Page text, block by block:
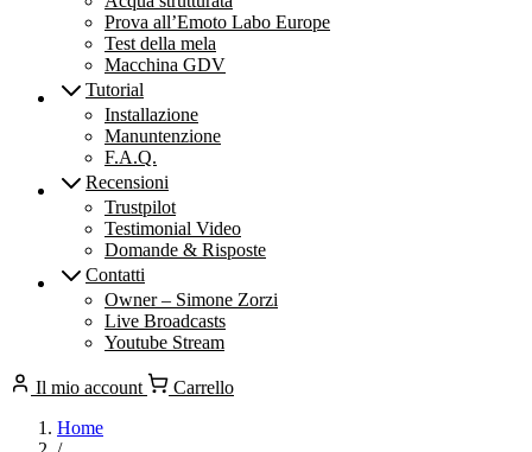
Prova all’Emoto Labo Europe
Test della mela
Macchina GDV
Tutorial
Installazione
Manuntenzione
F.A.Q.
Recensioni
Trustpilot
Testimonial Video
Domande & Risposte
Contatti
Owner – Simone Zorzi
Live Broadcasts
Youtube Stream
Il mio account
Carrello
Home